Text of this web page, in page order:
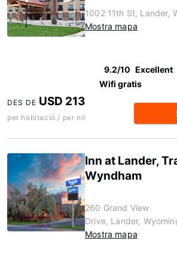
1002 11th St, Lander,
Mostra mapa
9.2/10 Excellent
Wifi gratis
DES DE USD 213
per habitació / per nit
Inn at Lander,
Wyndham
260 Grand View
Drive, Lander,
Mostra mapa